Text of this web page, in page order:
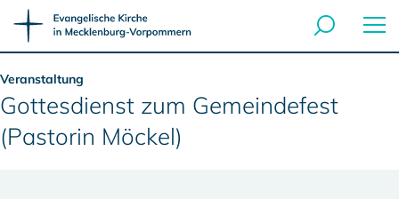
Veranstaltung
Gottesdienst zum Gemeindefest
(Pastorin Möckel)